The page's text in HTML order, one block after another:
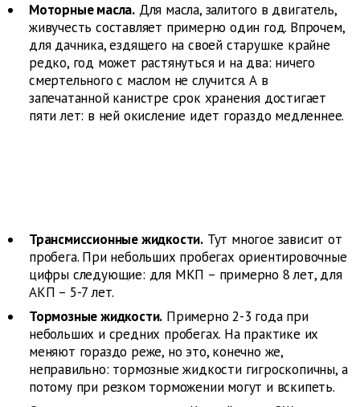
Моторные масла. Для масла, залитого в двигатель,
живучесть составляет примерно один год. Впрочем,
для дачника, ездящего на своей старушке крайне
редко, год может растянуться и на два: ничего
смертельного с маслом не случится. А в
запечатанной канистре срок хранения достигает
пяти лет: в ней окисление идет гораздо медленнее.
Трансмиссионные жидкости. Тут многое зависит от
пробега. При небольших пробегах ориентировочные
цифры следующие: для МКП – примерно 8 лет, для
АКП – 5-7 лет.
Тормозные жидкости. Примерно 2-3 года при
небольших и средних пробегах. На практике их
меняют гораздо реже, но это, конечно же,
неправильно: тормозные жидкости гигроскопичны, а
потому при резком торможении могут и вскипеть.